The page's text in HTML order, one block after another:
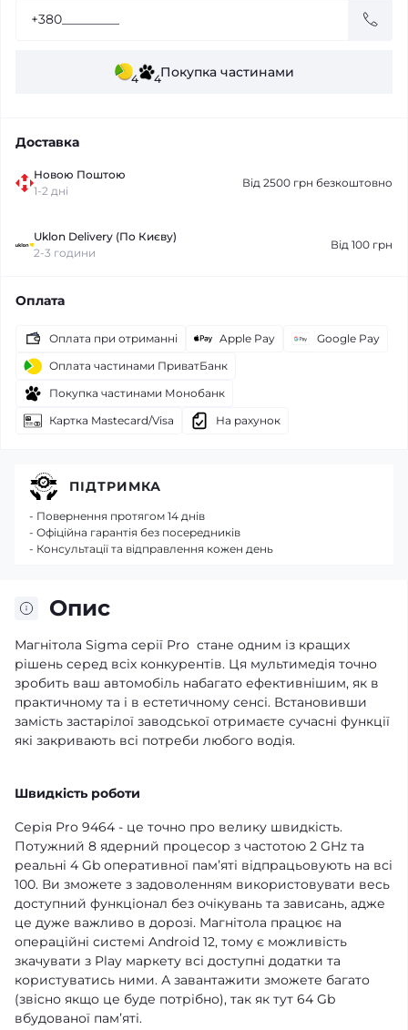
4 4Покупка частинами
Доставка
Новою Поштою
1-2 дні
Від 2500 грн безкоштовно
Uklon Delivery (По Києву)
2-3 години
Від 100 грн
Оплата
Оплата при отриманні Apple Pay
Google Pay
Оплата частинами ПриватБанк
Покупка частинами Монобанк
Картка Mastecard/Visa
На рахунок
Опис
Магнітола Sigma серії Pro стане одним із кращих
рішень серед всіх конкурентів. Ця мультимедія точно
зробить ваш автомобіль набагато ефективнішим, як в
практичному та і в естетичному сенсі. Встановивши
замість застарілої заводської отримаєте сучасні функції
які закривають всі потреби любого водія.
Швидкість роботи
Серія Pro 9464 - це точно про велику швидкість.
Потужний 8 ядерний процесор з частотою 2 GHz та
реальні 4 Gb оперативної памʼяті відпрацьовують на всі
100. Ви зможете з задоволенням використовувати весь
доступний функціонал без очікувань та зависань, адже
це дуже важливо в дорозі. Магнітола працює на
операційні системі Android 12, тому є можливість
зкачувати з Play маркету всі доступні додатки та
користуватись ними. А завантажити зможете багато
(звісно якщо це буде потрібно), так як тут 64 Gb
вбудованої памʼяті.
ПІДТРИМКА
- Повернення протягом 14 днів
- Офіційна гарантія без посередників
- Консультації та відправлення кожен день